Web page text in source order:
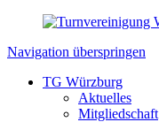
Navigation überspringen
TG Würzburg
Aktuelles
Mitgliedschaft